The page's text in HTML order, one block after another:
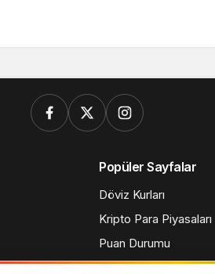
Popüler Sayfalar
Döviz Kurları
Kripto Para Piyasaları
Puan Durumu